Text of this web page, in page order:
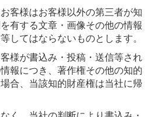
客様はお客様以外の第三者が知
有する文章・画像その他の情報
してはならないものとします。
様が書込み・投稿・送信等され
報につき、著作権その他の知的
合、当該知的財産権は当社に帰